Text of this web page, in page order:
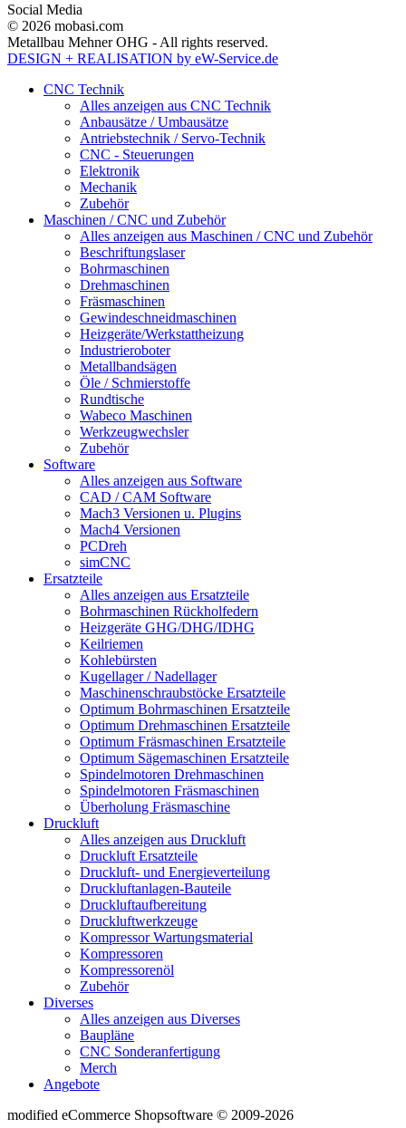
Social Media
© 2026 mobasi.com
Metallbau Mehner OHG - All rights reserved.
DESIGN + REALISATION by eW-Service.de
CNC Technik
Alles anzeigen aus CNC Technik
Anbausätze / Umbausätze
Antriebstechnik / Servo-Technik
CNC - Steuerungen
Elektronik
Mechanik
Zubehör
Maschinen / CNC und Zubehör
Alles anzeigen aus Maschinen / CNC und Zubehör
Beschriftungslaser
Bohrmaschinen
Drehmaschinen
Fräsmaschinen
Gewindeschneidmaschinen
Heizgeräte/Werkstattheizung
Industrieroboter
Metallbandsägen
Öle / Schmierstoffe
Rundtische
Wabeco Maschinen
Werkzeugwechsler
Zubehör
Software
Alles anzeigen aus Software
CAD / CAM Software
Mach3 Versionen u. Plugins
Mach4 Versionen
PCDreh
simCNC
Ersatzteile
Alles anzeigen aus Ersatzteile
Bohrmaschinen Rückholfedern
Heizgeräte GHG/DHG/IDHG
Keilriemen
Kohlebürsten
Kugellager / Nadellager
Maschinenschraubstöcke Ersatzteile
Optimum Bohrmaschinen Ersatzteile
Optimum Drehmaschinen Ersatzteile
Optimum Fräsmaschinen Ersatzteile
Optimum Sägemaschinen Ersatzteile
Spindelmotoren Drehmaschinen
Spindelmotoren Fräsmaschinen
Überholung Fräsmaschine
Druckluft
Alles anzeigen aus Druckluft
Druckluft Ersatzteile
Druckluft- und Energieverteilung
Druckluftanlagen-Bauteile
Druckluftaufbereitung
Druckluftwerkzeuge
Kompressor Wartungsmaterial
Kompressoren
Kompressorenöl
Zubehör
Diverses
Alles anzeigen aus Diverses
Baupläne
CNC Sonderanfertigung
Merch
Angebote
modified eCommerce Shopsoftware © 2009-2026